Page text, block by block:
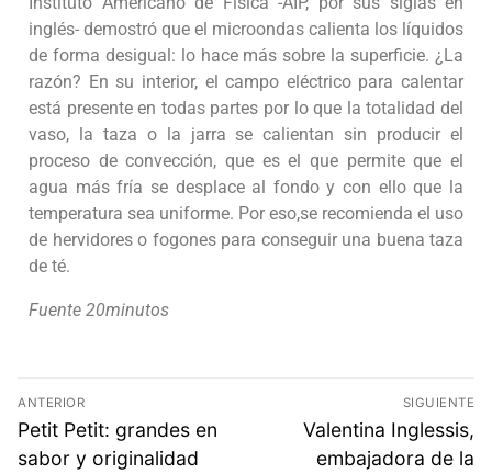
inglés- demostró que el microondas calienta los líquidos
de forma desigual: lo hace más sobre la superficie. ¿La
razón? En su interior, el campo eléctrico para calentar
está presente en todas partes por lo que la totalidad del
vaso, la taza o la jarra se calientan sin producir el
proceso de convección, que es el que permite que el
agua más fría se desplace al fondo y con ello que la
temperatura sea uniforme. Por eso,se recomienda el uso
de hervidores o fogones para conseguir una buena taza
de té.
Fuente 20minutos
ANTERIOR
Petit Petit: grandes en
sabor y originalidad
SIGUIENTE
Valentina Inglessis,
embajadora de la